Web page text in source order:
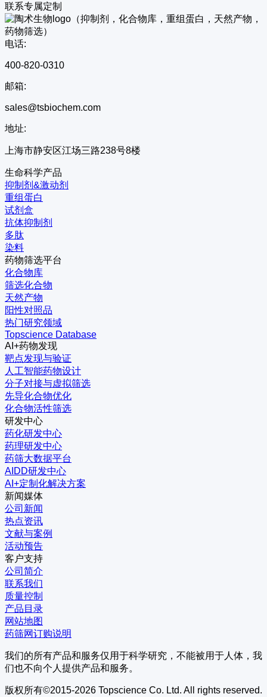
联系专属定制
电话:
400-820-0310
邮箱:
sales@tsbiochem.com
地址:
上海市静安区江场三路238号8楼
生命科学产品
抑制剂&激动剂
重组蛋白
试剂盒
抗体抑制剂
多肽
染料
药物筛选平台
化合物库
筛选化合物
天然产物
阳性对照品
热门研究领域
Topscience Database
AI+药物发现
靶点发现与验证
人工智能药物设计
分子对接与虚拟筛选
先导化合物优化
化合物活性筛选
研发中心
药化研发中心
药理研发中心
药筛大数据平台
AIDD研发中心
AI+定制化解决方案
新闻媒体
公司新闻
热点资讯
文献与案例
活动预告
客户支持
公司简介
联系我们
质量控制
产品目录
网站地图
药筛网订购说明
我们的所有产品和服务仅用于科学研究，不能被用于人体，我
们也不向个人提供产品和服务。
版权所有©2015-2026 Topscience Co. Ltd. All rights reserved.